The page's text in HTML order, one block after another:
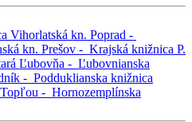
Vihorlatská kn. Poprad -
kn. Prešov - Krajská knižnica P.
Ľubovňa - Ľubovnianska
- Podduklianska knižnica
- Hornozemplínska